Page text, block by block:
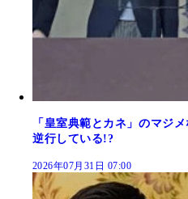
「皇室典範とカネ」のマジ
逆行している!?
2026年07月31日 07:00